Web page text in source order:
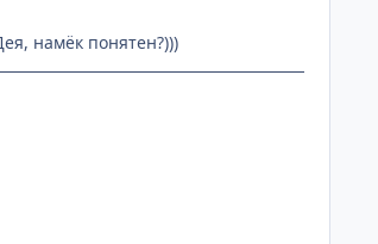
намёк понятен?)))